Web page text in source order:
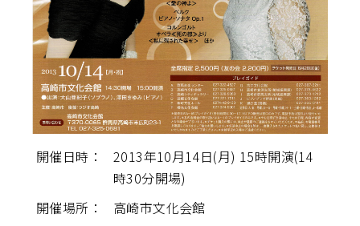
開催日時：
2013年10月14日(月) 15時開演(14
時30分開場)
開催場所：
高崎市文化会館